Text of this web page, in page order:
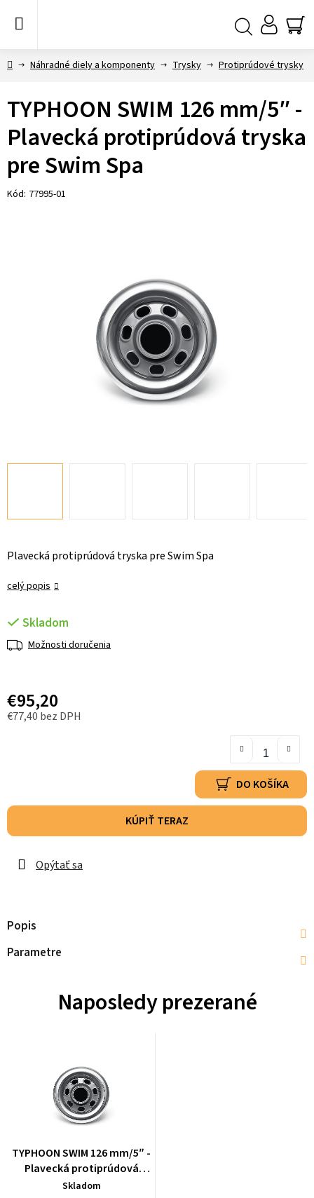
DomovNáhradné diely a komponenty Trysky Protiprúdové trysky
Plavecká protiprúdová tryska pre Swim Spa
celý popis
Skladom
Možnosti doručenia
€95,20
€77,40 bez DPH
DO KOŠÍKA
KÚPIŤ TERAZ
Opýtať sa
TYPHOON SWIM 126 mm/5″ -
Plavecká protiprúdová tryska
pre Swim Spa
Kód: 77995-01
Popis
Parametre
Naposledy prezerané
TYPHOON SWIM 126 mm/5″ -
Plavecká protiprúdová
tryska pre Swim Spa
Skladom